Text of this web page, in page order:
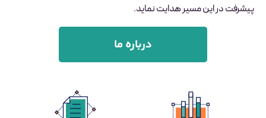
پیشرفت در این مسیر هدایت نماید.
درباره ما